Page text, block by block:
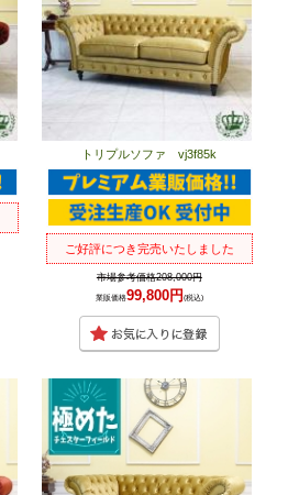
トリプルソファ vj3f85k
ご好評につき完売いたしました
市場参考価格208,000円
業販価格99,800円(税込)